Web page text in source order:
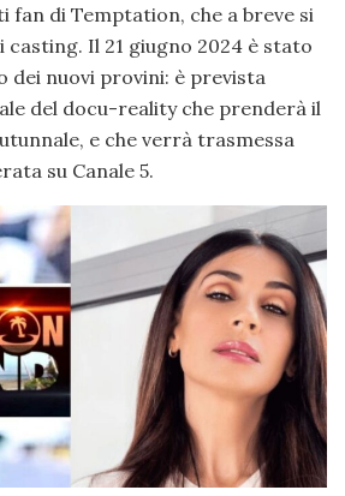
fan di Temptation, che a breve si
Il 21 giugno 2024 è stato
dei nuovi provini: è prevista
del docu-reality che prenderà il
e che verrà trasmessa
su Canale 5.